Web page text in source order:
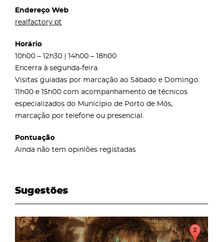
Endereço Web
realfactory.pt
Horário
10h00 – 12h30 | 14h00 – 18h00
Encerra à segunda-feira.
Visitas guiadas por marcação ao Sábado e Domingo:
11h00 e 15h00 com acompanhamento de técnicos
especializados do Município de Porto de Mós,
marcação por telefone ou presencial.
Pontuação
Ainda não tem opiniões registadas
Sugestões
page